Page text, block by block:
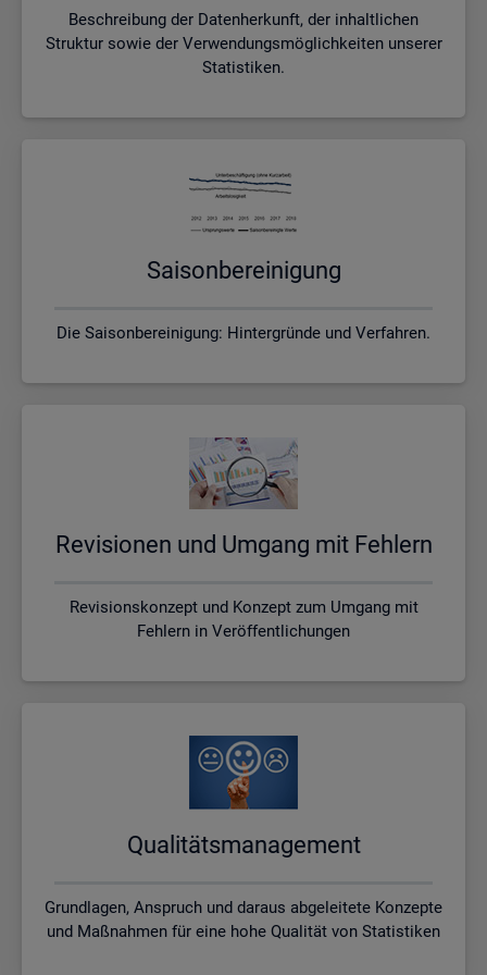
Beschreibung der Datenherkunft, der inhaltlichen
Struktur sowie der Verwendungsmöglichkeiten unserer
Statistiken.
Sai­son­be­rei­ni­gung
Die Saisonbereinigung: Hintergründe und Verfahren.
Re­vi­sio­nen und Um­gang mit Feh­lern
Revisionskonzept und Konzept zum Umgang mit
Fehlern in Veröffentlichungen
Qua­li­täts­ma­nage­ment
Grundlagen, Anspruch und daraus abgeleitete Konzepte
und Maßnahmen für eine hohe Qualität von Statistiken